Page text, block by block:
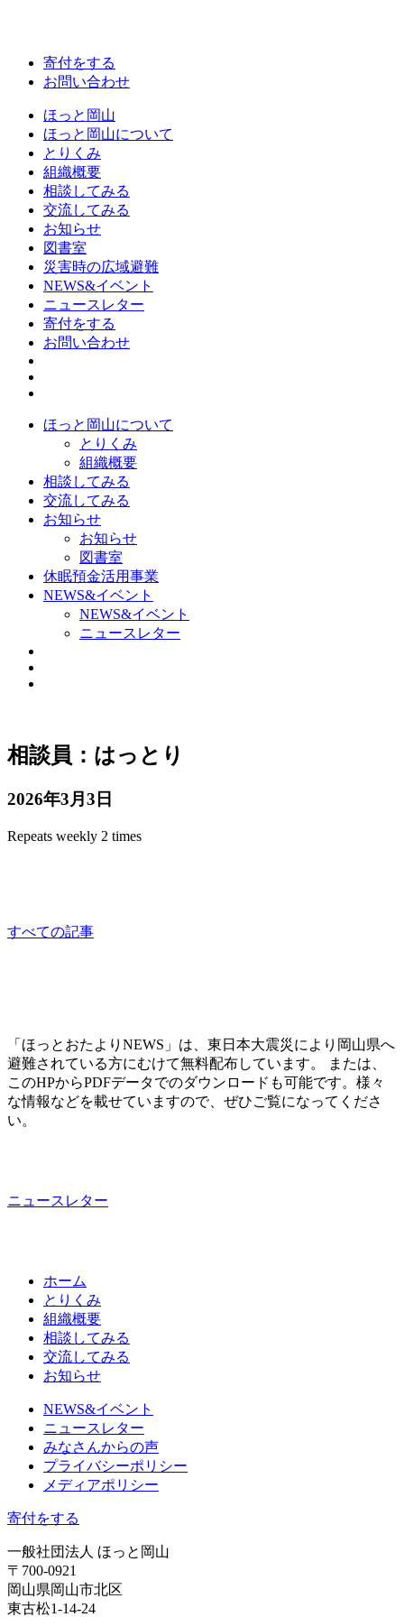
寄付をする
お問い合わせ
ほっと岡山
ほっと岡山について
とりくみ
組織概要
相談してみる
交流してみる
お知らせ
図書室
災害時の広域避難
NEWS&イベント
ニュースレター
寄付をする
お問い合わせ
ほっと岡山について
とりくみ
組織概要
相談してみる
交流してみる
お知らせ
お知らせ
図書室
休眠預金活用事業
NEWS&イベント
NEWS&イベント
ニュースレター
相談員：はっとり
2026年3月3日
Repeats weekly 2 times
すべての記事
「ほっとおたよりNEWS」は、東日本大震災により岡山県へ
避難されている方にむけて無料配布しています。 または、
このHPからPDFデータでのダウンロードも可能です。様々
な情報などを載せていますので、ぜひご覧になってくださ
い。
ニュースレター
ホーム
とりくみ
組織概要
相談してみる
交流してみる
お知らせ
NEWS&イベント
ニュースレター
みなさんからの声
プライバシーポリシー
メディアポリシー
寄付をする
一般社団法人 ほっと岡山
〒700-0921
岡山県岡山市北区
東古松1-14-24